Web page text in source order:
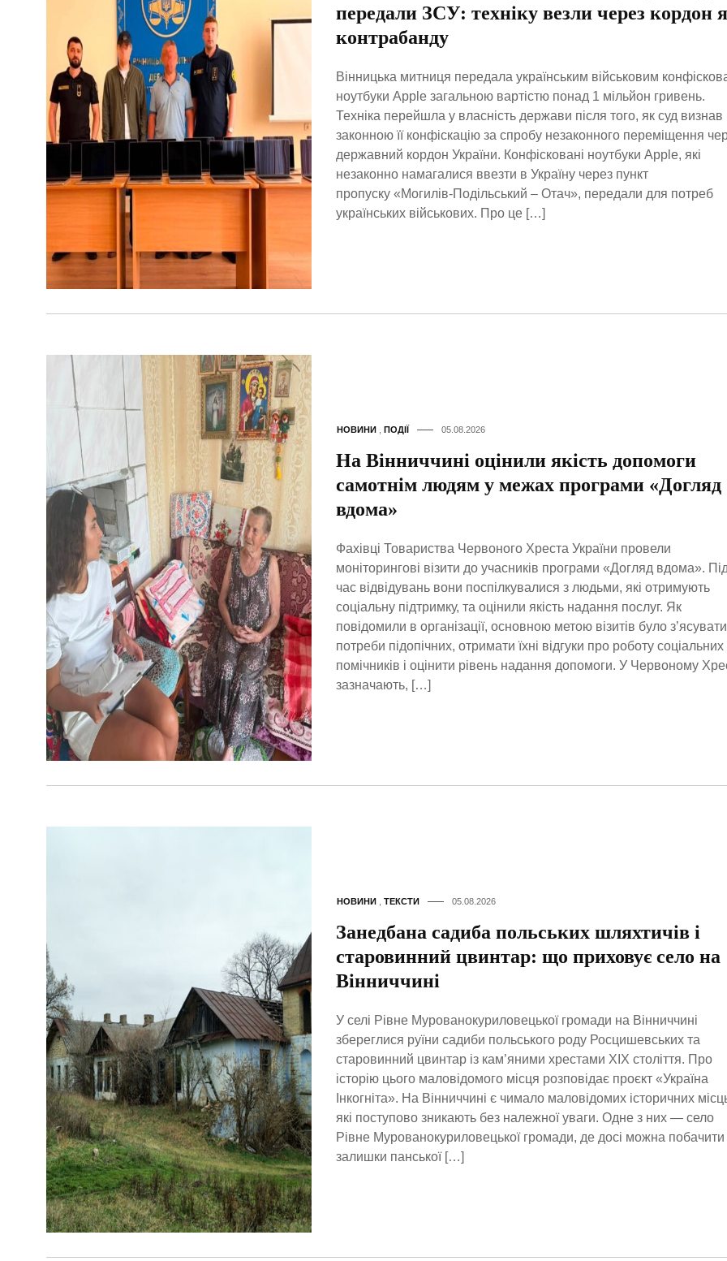
передали ЗСУ: техніку везли через кордон
контрабанду
Вінницька митниця передала українським військовим
ноутбуки Apple загальною вартістю понад 1 мільйон гривень.
Техніка перейшла у власність держави після того, як суд визнав
законною її конфіскацію за спробу незаконного переміщення
державний кордон України. Конфісковані ноутбуки Apple, які
незаконно намагалися ввезти в Україну через пункт
пропуску «Могилів-Подільський – Отач», передали для потреб
українських військових. Про це […]
НОВИНИ ПОДІЇ 05.08.2026
На Вінниччині оцінили якість допомоги
самотнім людям у межах програми «Догляд
вдома»
Фахівці Товариства Червоного Хреста України провели
моніторингові візити до учасників програми «Догляд вдома». Під
час відвідувань вони поспілкувалися з людьми, які отримують
соціальну підтримку, та оцінили якість надання послуг. Як
повідомили в організації, основною метою візитів було з’ясувати
потреби підопічних, отримати їхні відгуки про роботу соціальних
помічників і оцінити рівень надання допомоги. У Червоному
зазначають, […]
НОВИНИ ТЕКСТИ 05.08.2026
Занедбана садиба польських шляхтичів і
старовинний цвинтар: що приховує село на
Вінниччині
У селі Рівне Мурованокуриловецької громади на Вінниччині
збереглися руїни садиби польського роду Росцишевських та
старовинний цвинтар із кам’яними хрестами XIX століття. Про
історію цього маловідомого місця розповідає проєкт «Україна
Інкогніта». На Вінниччині є чимало маловідомих історичних
які поступово зникають без належної уваги. Одне з них — село
Рівне Мурованокуриловецької громади, де досі можна побачити
залишки панської […]